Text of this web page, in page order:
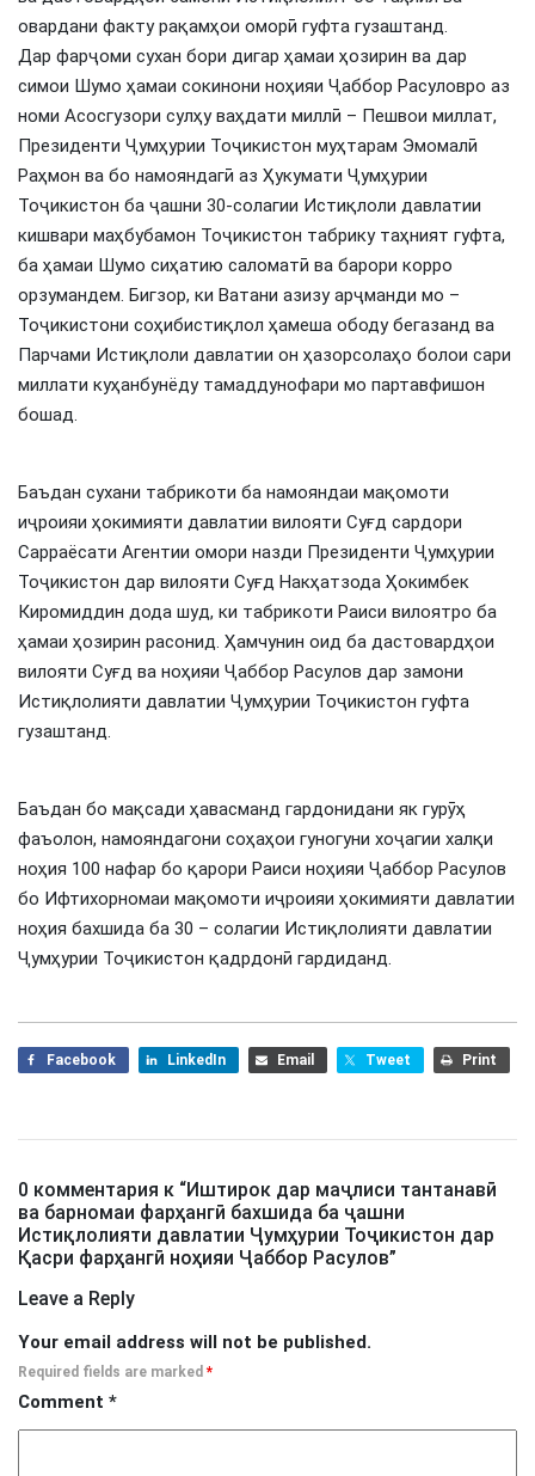
овардани факту рақамҳои оморӣ гуфта гузаштанд.
Дар фарҷоми сухан бори дигар ҳамаи ҳозирин ва дар
симои Шумо ҳамаи сокинони ноҳияи Ҷаббор Расуловро аз
номи Асосгузори сулҳу ваҳдати миллӣ – Пешвои миллат,
Президенти Ҷумҳурии Тоҷикистон муҳтарам Эмомалӣ
Раҳмон ва бо намояндагӣ аз Ҳукумати Ҷумҳурии
Тоҷикистон ба ҷашни 30-солагии Истиқлоли давлатии
кишвари маҳбубамон Тоҷикистон табрику таҳният гуфта,
ба ҳамаи Шумо сиҳатию саломатӣ ва барори корро
орзумандем. Бигзор, ки Ватани азизу арҷманди мо –
Тоҷикистони соҳибистиқлол ҳамеша ободу бегазанд ва
Парчами Истиқлоли давлатии он ҳазорсолаҳо болои сари
миллати куҳанбунёду тамаддунофари мо партавфишон
бошад.
Баъдан сухани табрикоти ба намояндаи мақомоти
иҷроияи ҳокимияти давлатии вилояти Суғд сардори
Сарраёсати Агентии омори назди Президенти Ҷумҳурии
Тоҷикистон дар вилояти Суғд Накҳатзода Ҳокимбек
Киромиддин дода шуд, ки табрикоти Раиси вилоятро ба
ҳамаи ҳозирин расонид. Ҳамчунин оид ба дастовардҳои
вилояти Суғд ва ноҳияи Ҷаббор Расулов дар замони
Истиқлолияти давлатии Ҷумҳурии Тоҷикистон гуфта
гузаштанд.
Баъдан бо мақсади ҳавасманд гардонидани як гурӯҳ
фаъолон, намояндагони соҳаҳои гуногуни хоҷагии халқи
ноҳия 100 нафар бо қарори Раиси ноҳияи Ҷаббор Расулов
бо Ифтихорномаи мақомоти иҷроияи ҳокимияти давлатии
ноҳия бахшида ба 30 – солагии Истиқлолияти давлатии
Ҷумҳурии Тоҷикистон қадрдонӣ гардиданд.
Facebook LinkedIn Email Tweet Print
0 комментария к “Иштирок дар маҷлиси тантанавӣ
ва барномаи фарҳангӣ бахшида ба ҷашни
Истиқлолияти давлатии Ҷумҳурии Тоҷикистон дар
Қасри фарҳангӣ ноҳияи Ҷаббор Расулов”
Leave a Reply
Your email address will not be published.
Required fields are marked *
Comment *